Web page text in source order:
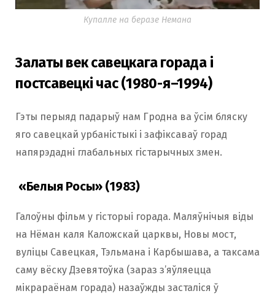
Купалле на беразе Немана
Залаты век савецкага горада і
постсавецкі час (1980-я–1994)
Гэты перыяд падарыў нам Гродна ва ўсім бляску
яго савецкай урбаністыкі і зафіксаваў горад
напярэдадні глабальных гістарычных змен.
«Белыя Росы» (1983)
Галоўны фільм у гісторыі горада. Маляўнічыя віды
на Нёман каля Каложскай царквы, Новы мост,
вуліцы Савецкая, Тэльмана і Карбышава, а таксама
саму вёску Дзевятоўка (зараз з’яўляецца
мікрараёнам горада) назаўжды засталіся ў